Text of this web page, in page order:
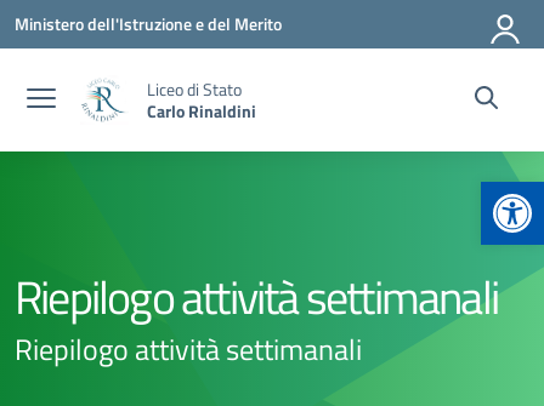
Vai ai contenuti
Vai al menu di navigazione
Vai al footer
Ministero dell'Istruzione e del Merito
Liceo di Stato
Carlo Rinaldini
Riepilogo attività settimanali
Riepilogo attività settimanali